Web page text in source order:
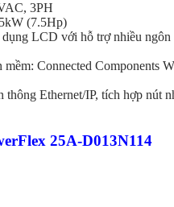
3PH
(7.5Hp)
LCD với hỗ trợ nhiều
mềm: Connected Components
thông Ethernet/IP, tích hợp nút
25A-D013N114